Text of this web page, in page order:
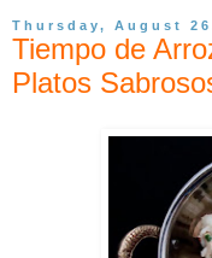
Thursday, August
Tiempo de
Platos